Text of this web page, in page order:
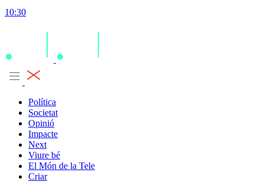
10:30
Política
Societat
Opinió
Impacte
Next
Viure bé
El Món de la Tele
Criar